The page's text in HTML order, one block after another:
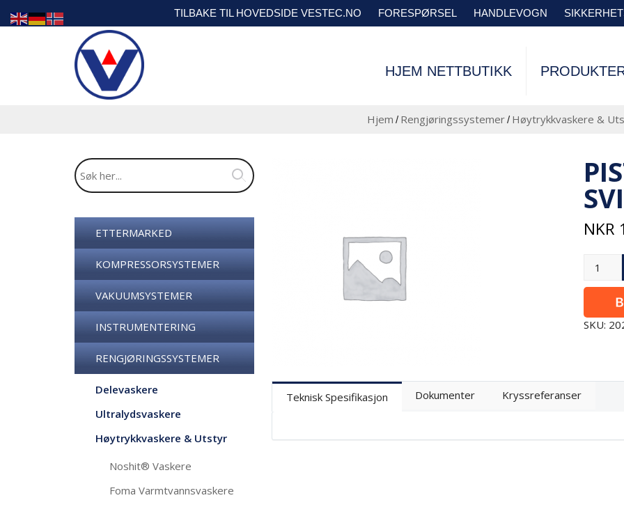
TILBAKE TIL HOVEDSIDE VESTEC.NO FORESPØRSEL HANDLEVOGN
HJEM NETTBUTIKK
Hjem / Rengjøringssystemer/ Høytrykkvaskere &
ETTERMARKED
KOMPRESSORSYSTEMER
VAKUUMSYSTEMER
INSTRUMENTERING
RENGJØRINGSSYSTEMER
Delevaskere
Ultralydsvaskere
Høytrykkvaskere & Utstyr
Noshit® Vaskere
Foma Varmtvannsvaskere
NKR
SKU:
Teknisk Spesifikasjon Dokumenter Kryssreferanser